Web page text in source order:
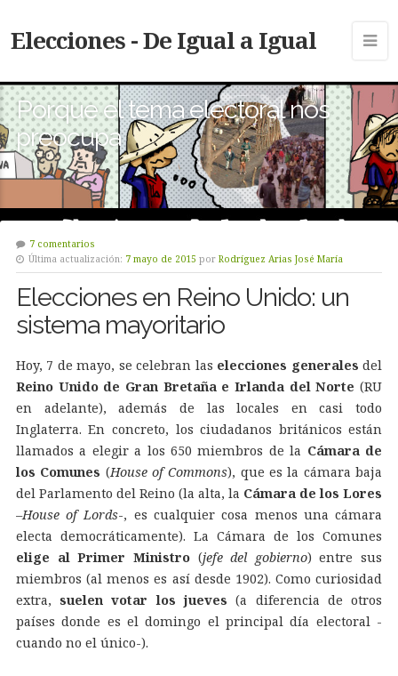
Elecciones - De Igual a Igual
Porque el tema electoral nos
preocupa
7 comentarios
Última actualización: 7 mayo de 2015 por Rodríguez Arias José María
Elecciones en Reino Unido: un
sistema mayoritario
Hoy, 7 de mayo, se celebran las elecciones generales del
Reino Unido de Gran Bretaña e Irlanda del Norte (RU
en adelante), además de las locales en casi todo
Inglaterra. En concreto, los ciudadanos británicos están
llamados a elegir a los 650 miembros de la Cámara de
los Comunes (House of Commons), que es la cámara baja
del Parlamento del Reino (la alta, la Cámara de los Lores
–House of Lords-, es cualquier cosa menos una cámara
electa democráticamente). La Cámara de los Comunes
elige al Primer Ministro(jefe del gobierno) entre sus
miembros (al menos es así desde 1902). Como curiosidad
extra, suelen votar los jueves (a diferencia de otros
países donde es el domingo el principal día electoral -
cuando no el único-).